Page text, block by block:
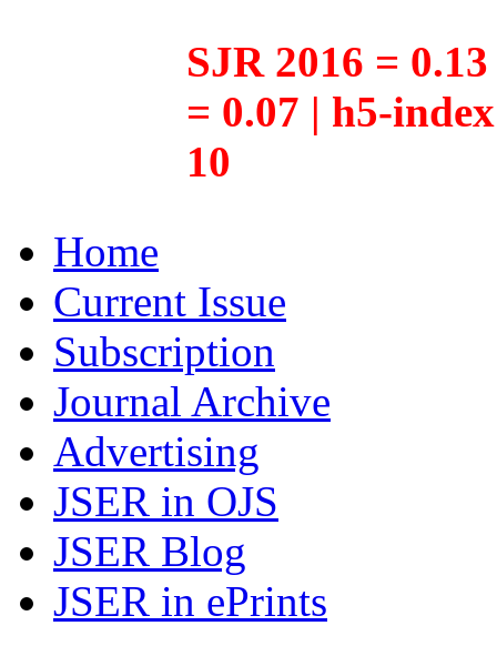
SJR 2016 =
= 0.07 | h5-
10
Home
Current Issue
Subscription
Journal Archive
Advertising
JSER in OJS
JSER Blog
JSER in ePrints